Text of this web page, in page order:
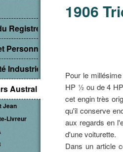
Registre du Commerce
Personnages
Industrielle d'Albert
Austral
Jean
Livreur
1906
Pour le
HP ½ ou de 4
cet engin très
qu'il conserve
aux regards en
d'une voiturette.
Dans un article